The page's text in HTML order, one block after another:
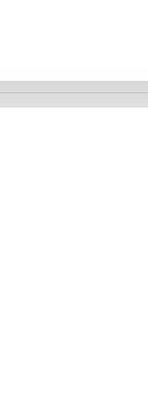
có, shop đủ các mẫu
tài phát lộc, sự
đa dạng và phong
vạn hóa không
Tạo lên thế thu hút,
năm mới…Bình có
bình an, sung túc